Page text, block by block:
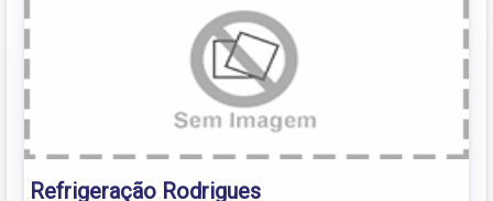
Refrigeração Rodrigues